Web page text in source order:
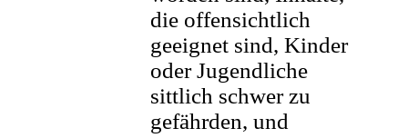
die offensichtlich
geeignet sind, Kinder
oder Jugendliche
sittlich schwer zu
gefährden, und